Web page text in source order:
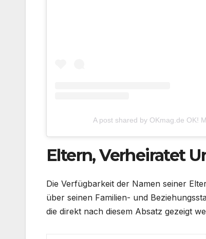
A post shared by OKmag.de OK!
Eltern, Verheiratet
Die Verfügbarkeit der Namen seiner
über seinen Familien- und
die direkt nach diesem Absatz gezeigt